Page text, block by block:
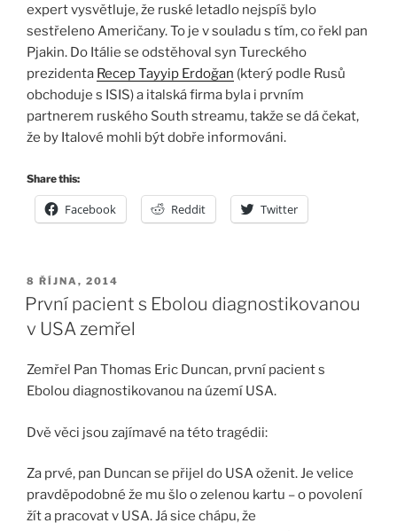
expert vysvětluje, že ruské letadlo nejspíš bylo
sestřeleno Američany. To je v souladu s tím, co řekl pan
Pjakin. Do Itálie se odstěhoval syn Tureckého
prezidenta Recep Tayyip Erdoğan (který podle Rusů
obchoduje s ISIS) a italská firma byla i prvním
partnerem ruského South streamu, takže se dá čekat,
že by Italové mohli být dobře informováni.
Share this:
Facebook Reddit Twitter
PUBLIKOVÁNO
8 ŘÍJNA, 2014
První pacient s Ebolou diagnostikovanou
v USA zemřel
Zemřel Pan Thomas Eric Duncan, první pacient s
Ebolou diagnostikovanou na území USA.
Dvě věci jsou zajímavé na této tragédii:
Za prvé, pan Duncan se přijel do USA oženit. Je velice
pravděpodobné že mu šlo o zelenou kartu – o povolení
žít a pracovat v USA. Já sice chápu, že